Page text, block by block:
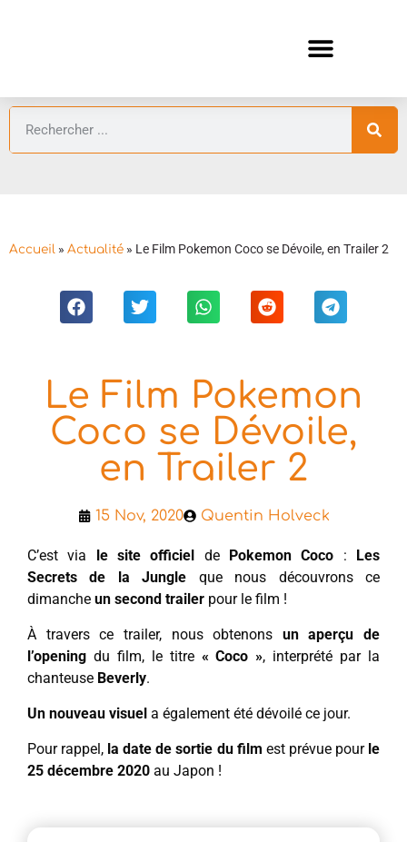
Accueil » Actualité » Le Film Pokemon Coco se Dévoile, en Trailer 2
Le Film Pokemon
Coco se Dévoile,
en Trailer 2
15 Nov, 2020 Quentin Holveck
C’est via le site officiel de Pokemon Coco : Les
Secrets de la Jungle que nous découvrons ce
dimanche un second trailer pour le film !
À travers ce trailer, nous obtenons un aperçu de
l’opening du film, le titre « Coco », interprété par la
chanteuse Beverly.
Un nouveau visuel a également été dévoilé ce jour.
Pour rappel, la date de sortie du film est prévue pour le
25 décembre 2020 au Japon !